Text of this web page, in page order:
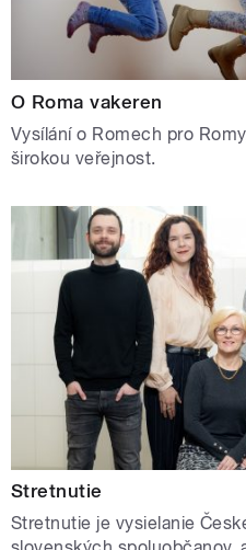
O Roma vakeren
Vysílání o Romech pro
širokou veřejnost.
Stretnutie
Stretnutie je vysielanie